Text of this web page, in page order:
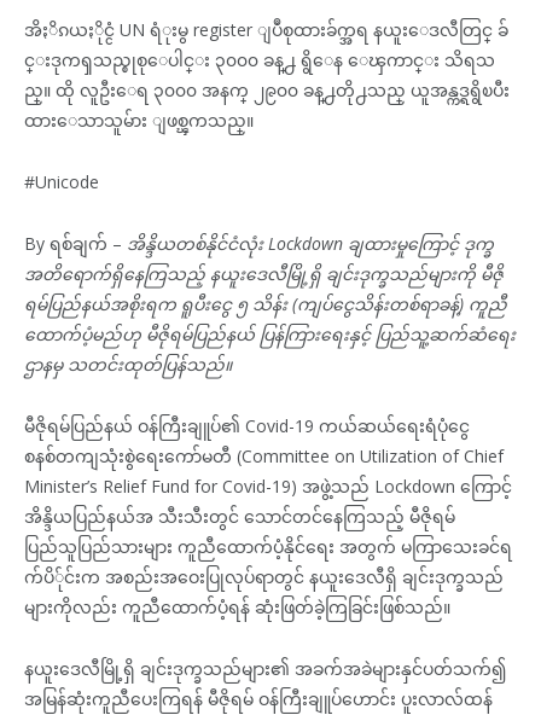
အိႏိၵယႏိုင္ငံ UN ရံုးမွ register ျပဳစုထားခ်က္အရ နယူးေဒလီတြင္ ခ်
င္းဒုကၡသည္စုစုေပါင္း ၃၀၀၀ ခန္႕ ရွိေန ေၾကာင္း သိရသ
ည္။ ထို လူဦးေရ ၃၀၀၀ အနက္ ၂၉၀၀ ခန္႕တို႕သည္ ယူအန္ကဒ္ရရွိၿပီး
ထားေသာသူမ်ား ျဖစ္ၾကသည္။
#Unicode
By ရစ်ချက် – အိန္ဒိယတစ်နိုင်ငံလုံး Lockdown ချထားမှုကြောင့် ဒုက္ခ
အတိရောက်ရှိနေကြသည့် နယူးဒေလီမြို့ရှိ ချင်းဒုက္ခသည်များကို မီဇို
ရမ်ပြည်နယ်အစိုးရက ရူပီးငွေ ၅ သိန်း (ကျပ်ငွေသိန်းတစ်ရာခန့်) ကူညီ
ထောက်ပံ့မည်ဟု မီဇိုရမ်ပြည်နယ် ပြန်ကြားရေးနှင့် ပြည်သူ့ဆက်ဆံရေး
ဌာနမှ သတင်းထုတ်ပြန်သည်။
မီဇိုရမ်ပြည်နယ် ဝန်ကြီးချူပ်၏ Covid-19 ကယ်ဆယ်ရေးရံပုံငွေ
စနစ်တကျသုံးစွဲရေးကော်မတီ (Committee on Utilization of Chief
Minister’s Relief Fund for Covid-19) အဖွဲ့သည် Lockdown ကြောင့်
အိန္ဒိယပြည်နယ်အ သီးသီးတွင် သောင်တင်နေကြသည့် မီဇိုရမ်
ပြည်သူပြည်သားများ ကူညီထောက်ပံ့နိုင်ရေး အတွက် မကြာသေးခင်ရ
က်ပိ်ုင်းက အစည်းအဝေးပြုလုပ်ရာတွင် နယူးဒေလီရှိ ချင်းဒုက္ခသည်
များကိုလည်း ကူညီထောက်ပံ့ရန် ဆုံးဖြတ်ခဲ့ကြခြင်းဖြစ်သည်။
နယူးဒေလီမြို့ရှိ ချင်းဒုက္ခသည်များ၏ အခက်အခဲများနှင်ပတ်သက်၍
အမြန်ဆုံးကူညီပေးကြရန် မီဇိုရမ် ဝန်ကြီးချူပ်ဟောင်း ပူးလာလ်ထန်